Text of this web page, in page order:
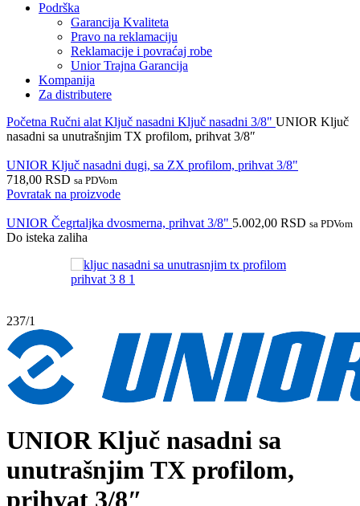
Podrška
Garancija Kvaliteta
Pravo na reklamaciju
Reklamacije i povraćaj robe
Unior Trajna Garancija
Kompanija
Za distributere
Početna Ručni alat Ključ nasadni Ključ nasadni 3/8" UNIOR Ključ
nasadni sa unutrašnjim TX profilom, prihvat 3/8″
UNIOR Ključ nasadni dugi, sa ZX profilom, prihvat 3/8"
718,00 RSD sa PDVom
Povratak na proizvode
UNIOR Čegrtaljka dvosmerna, prihvat 3/8" 5.002,00 RSD sa PDVom
Do isteka zaliha
237/1
UNIOR Ključ nasadni sa
unutrašnjim TX profilom,
prihvat 3/8″